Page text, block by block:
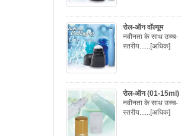
रोल-ऑन वॉल्यूम
नवीनता के साथ उच्च-
स्तरीय......[अधिक]
रोल-ऑन (01-15ml)
नवीनता के साथ उच्च-
स्तरीय......[अधिक]